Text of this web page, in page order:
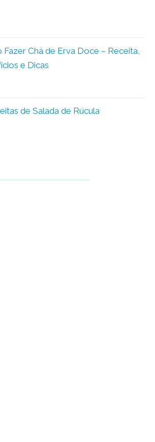
Fazer Chá de Erva Doce – Receita,
e Dicas
de Salada de Rúcula